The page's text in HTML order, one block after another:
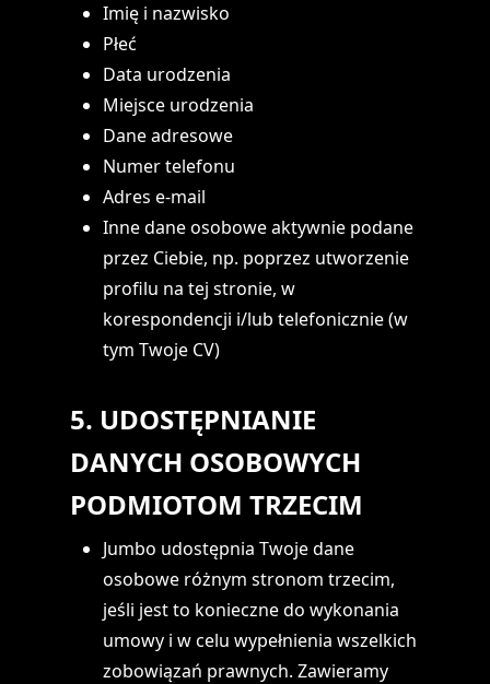
Imię i nazwisko
Płeć
Data urodzenia
Miejsce urodzenia
Dane adresowe
Numer telefonu
Adres e-mail
Inne dane osobowe aktywnie podane
przez Ciebie, np. poprzez utworzenie
profilu na tej stronie, w
korespondencji i/lub telefonicznie (w
tym Twoje CV)
5. UDOSTĘPNIANIE
DANYCH OSOBOWYCH
PODMIOTOM TRZECIM
Jumbo udostępnia Twoje dane
osobowe różnym stronom trzecim,
jeśli jest to konieczne do wykonania
umowy i w celu wypełnienia wszelkich
zobowiązań prawnych. Zawieramy